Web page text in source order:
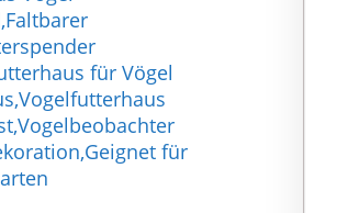
Hausfinken, Vögel,
Blauvögel, Grasmücken,
Stare und mehr
anzulocken!
KUNDENSERVICE UND
30 TAGE GELD-ZURÜCK
. Wenn Sie aus
für Vögel
für